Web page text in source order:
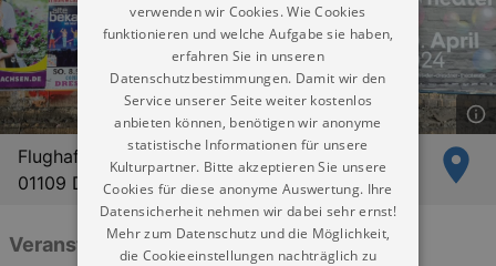
Flughafenstraße
01109 Dresden
Veranstaltungen: „Flughafen Dresden“
verwenden wir Cookies. Wie Cookies
funktionieren und welche Aufgabe sie haben,
erfahren Sie in unseren
Datenschutzbestimmungen. Damit wir den
Service unserer Seite weiter kostenlos
anbieten können, benötigen wir anonyme
statistische Informationen für unsere
Kulturpartner. Bitte akzeptieren Sie unsere
Cookies für diese anonyme Auswertung. Ihre
Datensicherheit nehmen wir dabei sehr ernst!
Mehr zum Datenschutz und die Möglichkeit,
die Cookieeinstellungen nachträglich zu